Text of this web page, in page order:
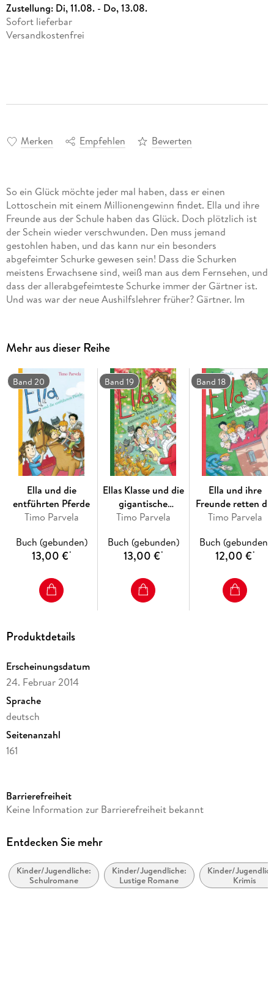
Zustellung: Di, 11.08. - Do, 13.08.
Sofort lieferbar
Versandkostenfrei
Merken Empfehlen Bewerten
So ein Glück möchte jeder mal haben, dass er einen
Lottoschein mit einem Millionengewinn findet. Ella und ihre
Freunde aus der Schule haben das Glück. Doch plötzlich ist
der Schein wieder verschwunden. Den muss jemand
gestohlen haben, und das kann nur ein besonders
abgefeimter Schurke gewesen sein! Dass die Schurken
meistens Erwachsene sind, weiß man aus dem Fernsehen, und
dass der allerabgefeimteste Schurke immer der Gärtner ist.
Und was war der neue Aushilfslehrer früher? Gärtner. Im
Vorlesen kein Auge trocken.
Mehr aus dieser Reihe
Band 20
Ella und die
entführten Pferde
Timo Parvela
Buch (gebunden)
13,00 €*
Band 19
Ellas Klasse und die
gigantische
Weihnachtsfeier
Timo Parvela
Buch (gebunden)
13,00 €*
Band 18
Ella und ihre
Freunde retten die
Schule
Timo Parvela
Buch (gebunden)
12,00 €*
Produktdetails
Erscheinungsdatum
24. Februar 2014
Sprache
deutsch
Seitenanzahl
161
Reihe
Autor/Autorin
Übersetzung
Nina Stohner, Anu Stohner
Barrierefreiheit
Keine Information zur Barrierefreiheit bekannt
Entdecken Sie mehr
Kinder/Jugendliche:
Schulromane
Kinder/Jugendliche:
Lustige Romane
Kinder/
Krimis